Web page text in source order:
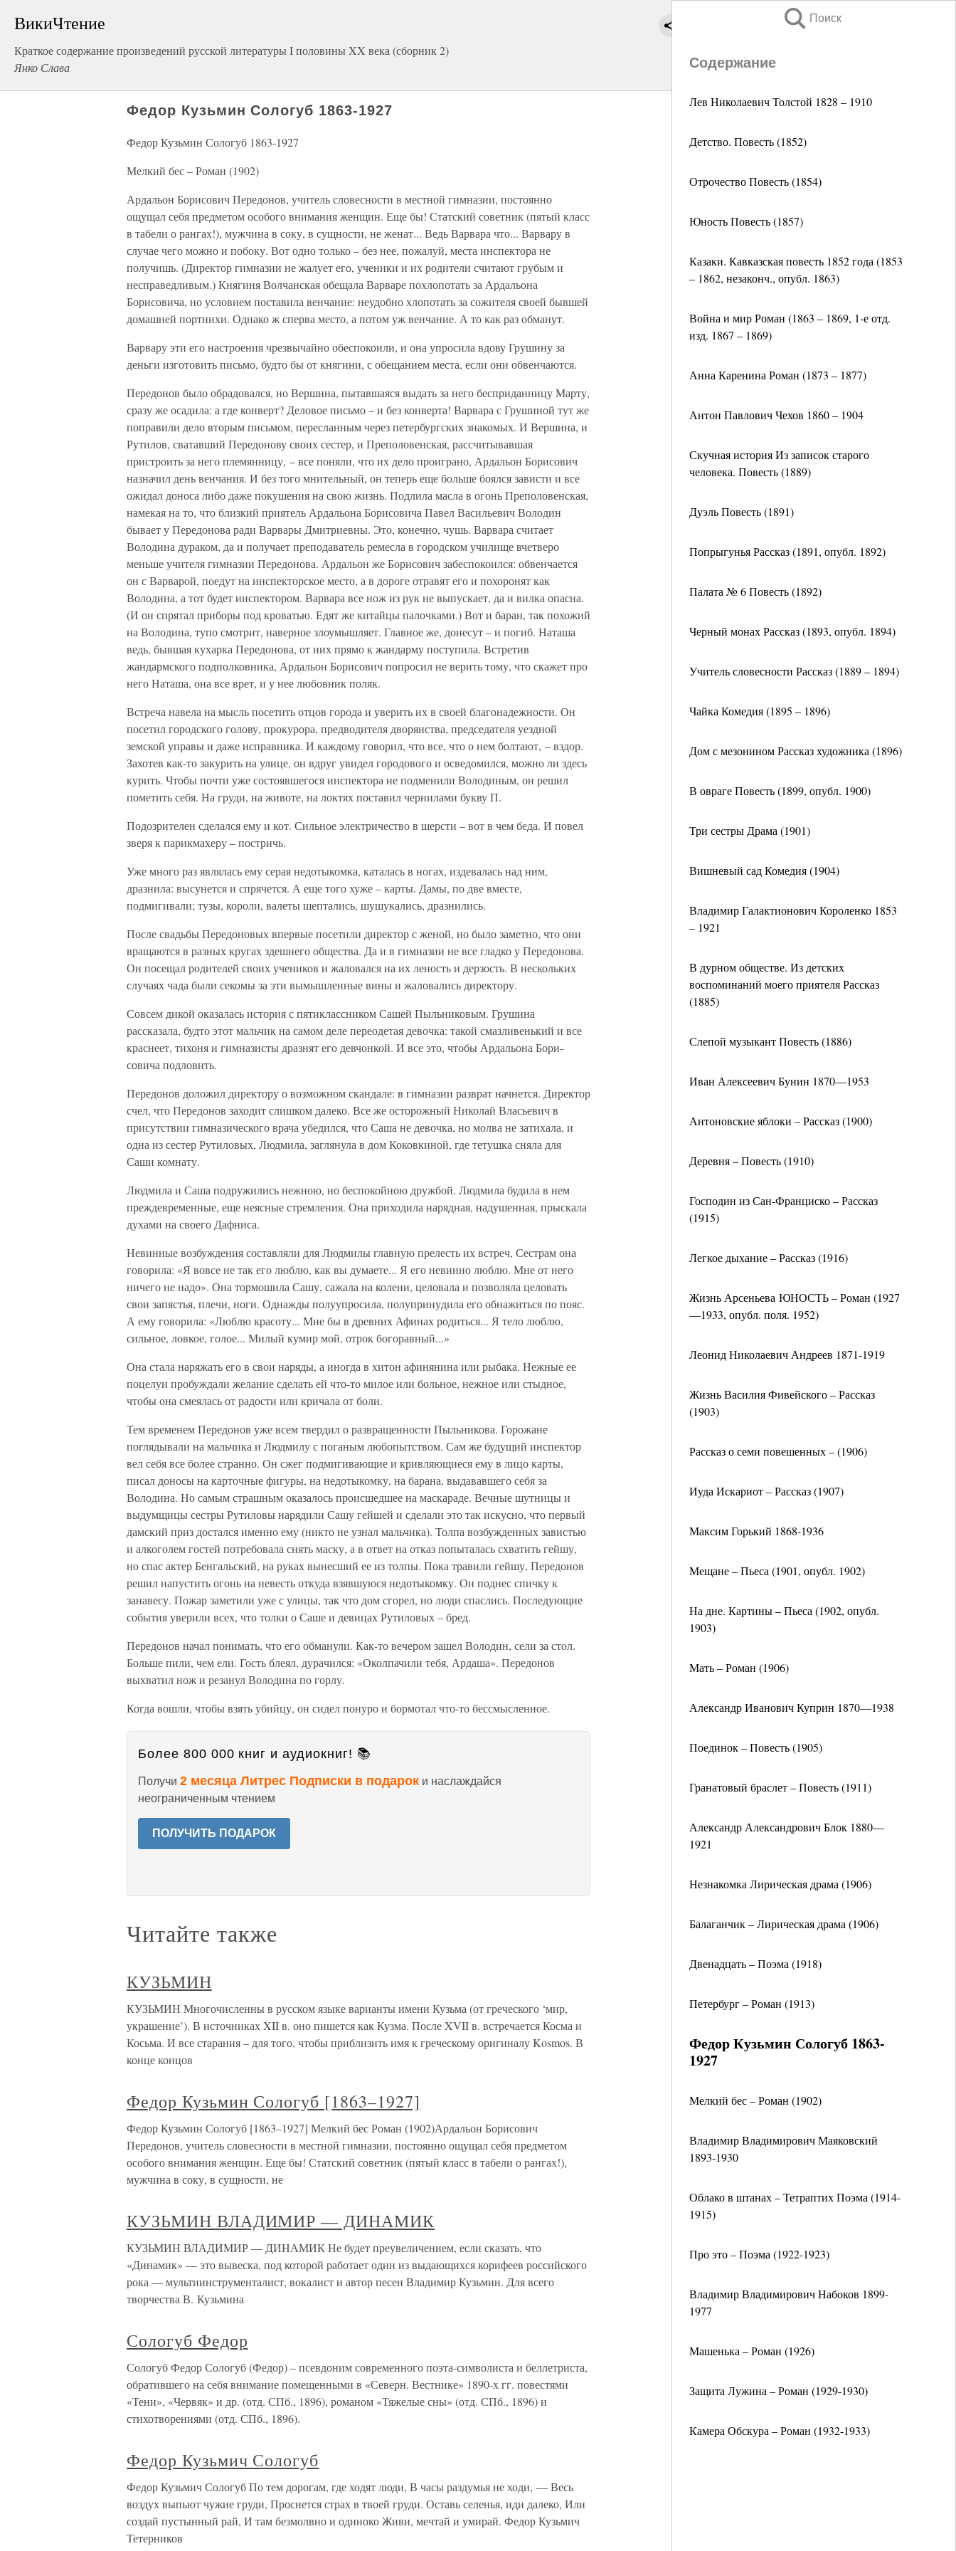
ВикиЧтение
Краткое содержание произведений русской литературы I половины XX века (сборник 2)
Янко Слава
Поиск
Содержание
Лев Николаевич Толстой 1828 – 1910
Детство. Повесть (1852)
Отрочество Повесть (1854)
Юность Повесть (1857)
Казаки. Кавказская повесть 1852 года (1853
– 1862, незаконч., опубл. 1863)
Война и мир Роман (1863 – 1869, 1-е отд.
изд. 1867 – 1869)
Анна Каренина Роман (1873 – 1877)
Антон Павлович Чехов 1860 – 1904
Скучная история Из записок старого
человека. Повесть (1889)
Дуэль Повесть (1891)
Попрыгунья Рассказ (1891, опубл. 1892)
Палата № 6 Повесть (1892)
Черный монах Рассказ (1893, опубл. 1894)
Учитель словесности Рассказ (1889 – 1894)
Чайка Комедия (1895 – 1896)
Дом с мезонином Рассказ художника (1896)
В овраге Повесть (1899, опубл. 1900)
Три сестры Драма (1901)
Вишневый сад Комедия (1904)
Владимир Галактионович Короленко 1853
– 1921
В дурном обществе. Из детских
воспоминаний моего приятеля Рассказ
(1885)
Слепой музыкант Повесть (1886)
Иван Алексеевич Бунин 1870—1953
Антоновские яблоки – Рассказ (1900)
Деревня – Повесть (1910)
Господин из Сан-Франциско – Рассказ
(1915)
Легкое дыхание – Рассказ (1916)
Жизнь Арсеньева ЮНОСТЬ – Роман (1927
—1933, опубл. поля. 1952)
Леонид Николаевич Андреев 1871-1919
Жизнь Василия Фивейского – Рассказ
(1903)
Рассказ о семи повешенных – (1906)
Иуда Искариот – Рассказ (1907)
Максим Горький 1868-1936
Мещане – Пьеса (1901, опубл. 1902)
На дне. Картины – Пьеса (1902, опубл.
1903)
Мать – Роман (1906)
Александр Иванович Куприн 1870—1938
Поединок – Повесть (1905)
Гранатовый браслет – Повесть (1911)
Александр Александрович Блок 1880—
1921
Незнакомка Лирическая драма (1906)
Балаганчик – Лирическая драма (1906)
Двенадцать – Поэма (1918)
Петербург – Роман (1913)
Федор Кузьмин Сологуб 1863-
1927
Мелкий бес – Роман (1902)
Владимир Владимирович Маяковский
1893-1930
Облако в штанах – Тетраптих Поэма (1914-
1915)
Про это – Поэма (1922-1923)
Владимир Владимирович Набоков 1899-
1977
Машенька – Роман (1926)
Защита Лужина – Роман (1929-1930)
Камера Обскура – Роман (1932-1933)
Федор Кузьмин Сологуб 1863-1927
Федор Кузьмин Сологуб 1863-1927
Мелкий бес – Роман (1902)
Ардальон Борисович Передонов, учитель словесности в местной гим­назии, постоянно
ощущал себя предметом особого внимания жен­щин. Еще бы! Статский советник (пятый класс
в табели о рангах!), мужчина в соку, в сущности, не женат... Ведь Варвара что... Варвару в
случае чего можно и побоку. Вот одно только – без нее, пожалуй, места инспектора не
получишь. (Директор гимназии не жалует его, ученики и их родители считают грубым и
несправедливым.) Княгиня Волчанская обещала Варваре похлопотать за Ардальона
Борисовича, но условием поставила венчание: неудобно хлопотать за сожителя своей бывшей
домашней портнихи. Однако ж сперва место, а потом уж венчание. А то как раз обманут.
Варвару эти его настроения чрезвычайно обеспокоили, и она упро­сила вдову Грушину за
деньги изготовить письмо, будто бы от княги­ни, с обещанием места, если они обвенчаются.
Передонов было обрадовался, но Вершина, пытавшаяся выдать за него бесприданницу Марту,
сразу же осадила: а где конверт? Деловое письмо – и без конверта! Варвара с Грушиной тут же
поправили дело вторым письмом, пересланным через петербургских знакомых. И Вершина, и
Рутилов, сватавший Передонову своих сестер, и Преполовенская, рассчитывавшая
пристроить за него племянницу, – все поняли, что их дело проиграно, Ардальон Борисович
назначил день венчания. И без того мнительный, он теперь еще больше боялся за­висти и все
ожидал доноса либо даже покушения на свою жизнь. Подлила масла в огонь Преполовенская,
намекая на то, что близкий приятель Ардальона Борисовича Павел Васильевич Володин
бывает у Передонова ради Варвары Дмитриевны. Это, конечно, чушь. Варвара считает
Володина дураком, да и получает преподаватель ремесла в го­родском училище вчетверо
меньше учителя гимназии Передонова. Ардальон же Борисович забеспокоился: обвенчается
он с Варварой, поедут на инспекторское место, а в дороге отравят его и похоронят как
Володина, а тот будет инспектором. Варвара все нож из рук не выпускает, да и вилка опасна.
(И он спрятал приборы под кроватью. Едят же китайцы палочками.) Вот и баран, так похожий
на Володи­на, тупо смотрит, наверное злоумышляет. Главное же, донесут – и погиб. Наташа
ведь, бывшая кухарка Передонова, от них прямо к жандарму поступила. Встретив
жандармского подполковника, Арда­льон Борисович попросил не верить тому, что скажет про
него Ната­ша, она все врет, и у нее любовник поляк.
Встреча навела на мысль посетить отцов города и уверить их в своей благонадежности. Он
посетил городского голову, прокурора, предводителя дворянства, председателя уездной
земской управы и даже исправника. И каждому говорил, что все, что о нем болтают, – вздор.
Захотев как-то закурить на улице, он вдруг увидел городового и осведомился, можно ли здесь
курить. Чтобы почти уже состоявшегося инспектора не подменили Володиным, он решил
пометить себя. На груди, на животе, на локтях поставил чернилами букву П.
Подозрителен сделался ему и кот. Сильное электричество в шерс­ти – вот в чем беда. И повел
зверя к парикмахеру – постричь.
Уже много раз являлась ему серая недотыкомка, каталась в ногах, издевалась над ним,
дразнила: высунется и спрячется. А еще того хуже – карты. Дамы, по две вместе,
подмигивали; тузы, короли, ва­леты шептались, шушукались, дразнились.
После свадьбы Передоновых впервые посетили директор с женой, но было заметно, что они
вращаются в разных кругах здешнего обще­ства. Да и в гимназии не все гладко у Передонова.
Он посещал роди­телей своих учеников и жаловался на их леность и дерзость. В нескольких
случаях чада были секомы за эти вымышленные вины и жаловались директору.
Совсем дикой оказалась история с пятиклассником Сашей Пыльниковым. Грушина
рассказала, будто этот мальчик на самом деле переодетая девочка: такой смазливенький и все
краснеет, тихоня и гимназисты дразнят его девчонкой. И все это, чтобы Ардальона Бори­
совича подловить.
Передонов доложил директору о возможном скандале: в гимназии разврат начнется. Директор
счел, что Передонов заходит слишком да­леко. Все же осторожный Николай Власьевич в
присутствии гимнази­ческого врача убедился, что Саша не девочка, но молва не затихала, и
одна из сестер Рутиловых, Людмила, заглянула в дом Коковкиной, где тетушка сняла для
Саши комнату.
Людмила и Саша подружились нежною, но беспокойною друж­бой. Людмила будила в нем
преждевременные, еще неясные стремле­ния. Она приходила нарядная, надушенная, прыскала
духами на своего Дафниса.
Невинные возбуждения составляли для Людмилы главную пре­лесть их встреч, Сестрам она
говорила: «Я вовсе не так его люблю, как вы думаете... Я его невинно люблю. Мне от него
ничего не надо». Она тормошила Сашу, сажала на колени, целовала и позволяла цело­вать
свои запястья, плечи, ноги. Однажды полуупросила, полуприну­дила его обнажиться по пояс.
А ему говорила: «Люблю красоту... Мне бы в древних Афинах родиться... Я тело люблю,
сильное, ловкое, голое... Милый кумир мой, отрок богоравный...»
Она стала наряжать его в свои наряды, а иногда в хитон афиняни­на или рыбака. Нежные ее
поцелуи пробуждали желание сделать ей что-то милое или больное, нежное или стыдное,
чтобы она смеялась от радости или кричала от боли.
Тем временем Передонов уже всем твердил о развращенности Пыльникова. Горожане
поглядывали на мальчика и Людмилу с пога­ным любопытством. Сам же будущий инспектор
вел себя все более странно. Он сжег подмигивающие и кривляющиеся ему в лицо карты,
писал доносы на карточные фигуры, на недотыкомку, на бара­на, выдававшего себя за
Володина. Но самым страшным оказалось происшедшее на маскараде. Вечные шутницы и
выдумщицы сестры Рутиловы нарядили Сашу гейшей и сделали это так искусно, что пер­вый
дамский приз достался именно ему (никто не узнал мальчика). Толпа возбужденных завистью
и алкоголем гостей потребовала снять маску, а в ответ на отказ попыталась схватить гейшу,
но спас актер Бенгальский, на руках вынесший ее из толпы. Пока травили гейшу, Передонов
решил напустить огонь на невесть откуда взявшуюся недо­тыкомку. Он поднес спичку к
занавесу. Пожар заметили уже с улицы, так что дом сгорел, но люди спаслись. Последующие
события уверили всех, что толки о Саше и девицах Рутиловых – бред.
Передонов начал понимать, что его обманули. Как-то вечером зашел Володин, сели за стол.
Больше пили, чем ели. Гость блеял, дура­чился: «Околпачили тебя, Ардаша». Передонов
выхватил нож и реза­нул Володина по горлу.
Когда вошли, чтобы взять убийцу, он сидел понуро и бормотал что-то бессмысленное.
Более 800 000 книг и аудиокниг! 📚
Получи 2 месяца Литрес Подписки в подарок и наслаждайся
неограниченным чтением
ПОЛУЧИТЬ ПОДАРОК
Читайте также
КУЗЬМИН
КУЗЬМИН Многочисленны в русском языке варианты имени Кузьма (от греческого ‘мир,
украшение’). В источниках XII в. оно пишется как Кузма. После XVII в. встречается Косма и
Косьма. И все старания – для того, чтобы приблизить имя к греческому оригиналу Kosmos. В
конце концов
Федор Кузьмин Сологуб [1863–1927]
Федор Кузьмин Сологуб [1863–1927] Мелкий бес Роман (1902)Ардальон Борисович
Передонов, учитель словесности в местной гимназии, постоянно ощущал себя предметом
особого внимания женщин. Еще бы! Статский советник (пятый класс в табели о рангах!),
мужчина в соку, в сущности, не
КУЗЬМИН ВЛАДИМИР — ДИНАМИК
КУЗЬМИН ВЛАДИМИР — ДИНАМИК Не будет преувеличением, если сказать, что
«Динамик» — это вывеска, под которой работает один из выдающихся корифеев российского
рока — мультиинструменталист, вокалист и автор песен Владимир Кузьмин. Для всего
творчества В. Кузьмина
Сологуб Федор
Сологуб Федор Сологуб (Федор) – псевдоним современного поэта-символиста и беллетриста,
обратившего на себя внимание помещенными в «Северн. Вестнике» 1890-х гг. повестями
«Тени», «Червяк» и др. (отд. СПб., 1896), романом «Тяжелые сны» (отд. СПб., 1896) и
стихотворениями (отд. СПб., 1896).
Федор Кузьмич Сологуб
Федор Кузьмич Сологуб По тем дорогам, где ходят люди, В часы раздумья не ходи, — Весь
воздух выпьют чужие груди, Проснется страх в твоей груди. Оставь селенья, иди далеко, Или
создай пустынный рай, И там безмолвно и одиноко Живи, мечтай и умирай. Федор Кузьмич
Тетерников